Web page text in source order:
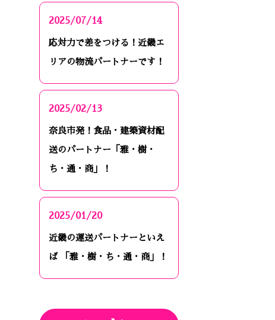
2025/07/14
応対力で差をつける！近畿エ
リアの物流パートナーです！
2025/02/13
奈良市発！食品・建築資材配
送のパートナー「雅・樹・
ち・通・商」！
2025/01/20
近畿の運送パートナーといえ
ば 「雅・樹・ち・通・商」！